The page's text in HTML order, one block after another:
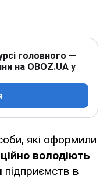
головного —
на OBOZ.UA у
які оформили
володіють
підприємств в